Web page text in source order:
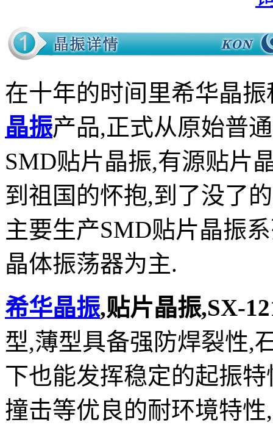
在十年的时间里希华晶
晶振产品,正式从原始普
SMD贴片晶振,有源贴片
到祖国的怀抱,到了没了
主要生产SMD贴片晶振
晶体振荡器为主.
希华晶振,贴片晶振,SX-
型,薄型具备强防焊裂性,
下也能发挥稳定的起振
撞击等优良的耐环境特